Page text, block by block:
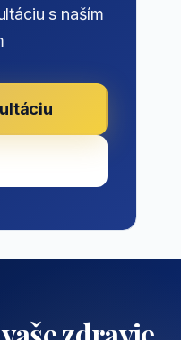
s naším